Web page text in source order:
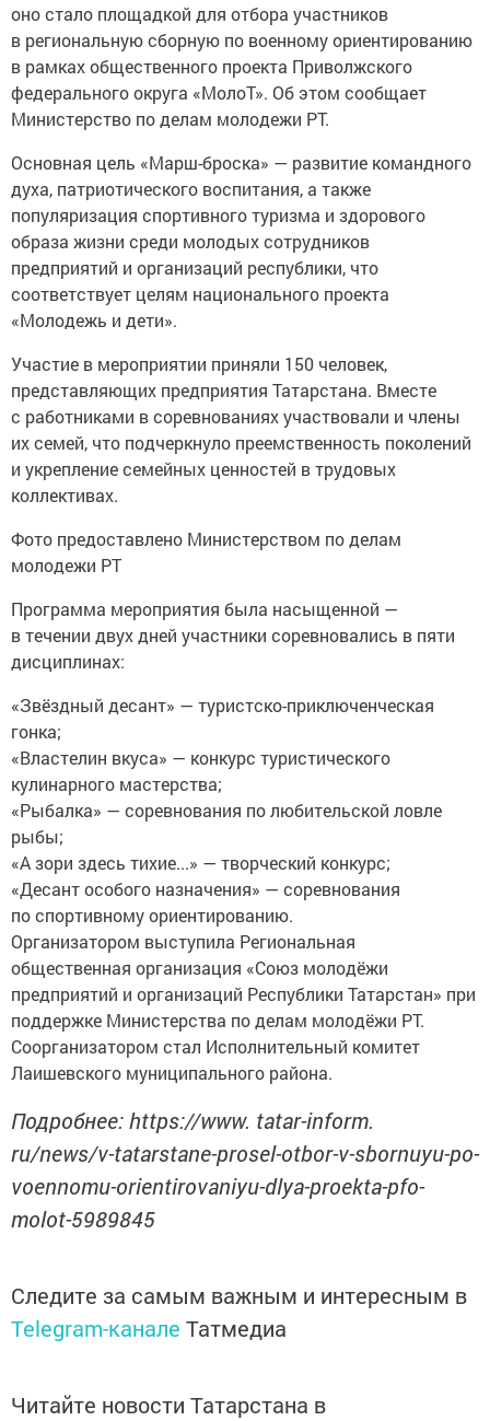
оно стало площадкой для отбора участников
в региональную сборную по военному ориентированию
в рамках общественного проекта Приволжского
федерального округа «МолоТ». Об этом сообщает
Министерство по делам молодежи РТ.
Основная цель «Марш-броска» — развитие командного
духа, патриотического воспитания, а также
популяризация спортивного туризма и здорового
образа жизни среди молодых сотрудников
предприятий и организаций республики, что
соответствует целям национального проекта
«Молодежь и дети».
Участие в мероприятии приняли 150 человек,
представляющих предприятия Татарстана. Вместе
с работниками в соревнованиях участвовали и члены
их семей, что подчеркнуло преемственность поколений
и укрепление семейных ценностей в трудовых
коллективах.
Фото предоставлено Министерством по делам
молодежи РТ
Программа мероприятия была насыщенной —
в течении двух дней участники соревновались в пяти
дисциплинах:
«Звёздный десант» — туристско-приключенческая
гонка;
«Властелин вкуса» — конкурс туристического
кулинарного мастерства;
«Рыбалка» — соревнования по любительской ловле
рыбы;
«А зори здесь тихие...» — творческий конкурс;
«Десант особого назначения» — соревнования
по спортивному ориентированию.
Организатором выступила Региональная
общественная организация «Союз молодёжи
предприятий и организаций Республики Татарстан» при
поддержке Министерства по делам молодёжи РТ.
Соорганизатором стал Исполнительный комитет
Лаишевского муниципального района.
Подробнее: https://www. tatar-inform.
ru/news/v-tatarstane-prosel-otbor-v-sbornuyu-po-
voennomu-orientirovaniyu-dlya-proekta-pfo-
molot-5989845
Следите за самым важным и интересным в
Telegram-канале Татмедиа
Читайте новости Татарстана в